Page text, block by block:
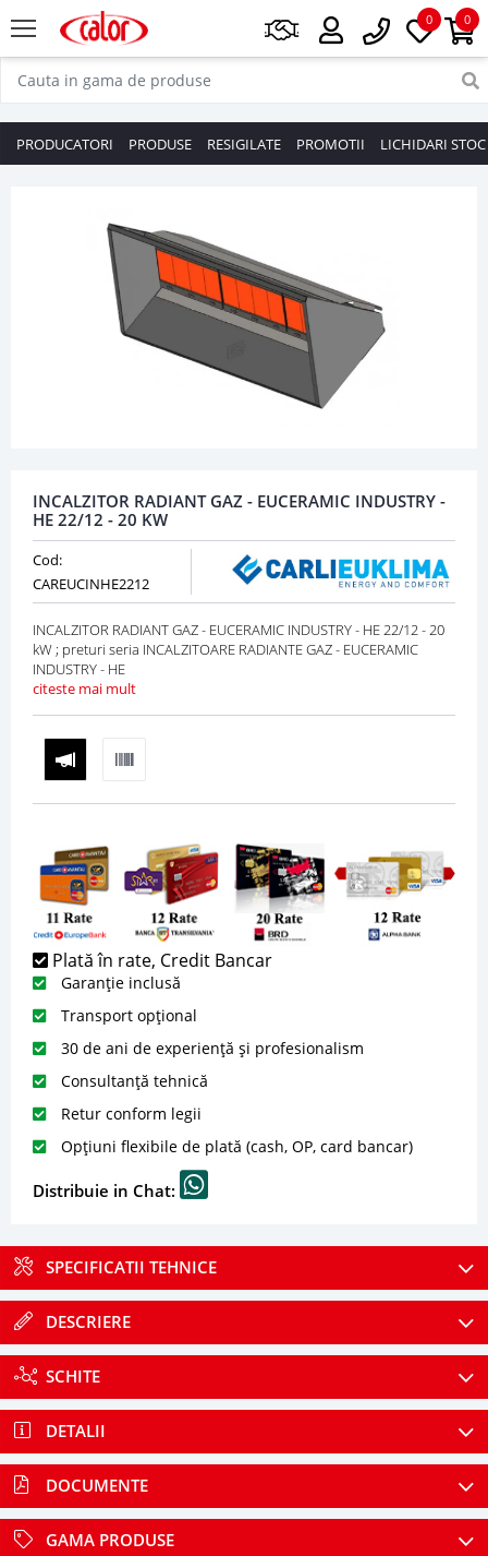
0
0
PRODUCATORI PRODUSE RESIGILATE PROMOTII LICHIDARI STOC
INCALZITOR RADIANT GAZ - EUCERAMIC INDUSTRY -
HE 22/12 - 20 KW
Cod:
CAREUCINHE2212
INCALZITOR RADIANT GAZ - EUCERAMIC INDUSTRY - HE 22/12 - 20
kW ; preturi seria INCALZITOARE RADIANTE GAZ - EUCERAMIC
INDUSTRY - HE
citeste mai mult
Plată în rate, Credit Bancar
Garanție inclusă
Transport opțional
30 de ani de experiență și profesionalism
Consultanță tehnică
Retur conform legii
Opțiuni flexibile de plată (cash, OP, card bancar)
Distribuie in Chat:
SPECIFICATII TEHNICE
DESCRIERE
SCHITE
DETALII
DOCUMENTE
GAMA PRODUSE